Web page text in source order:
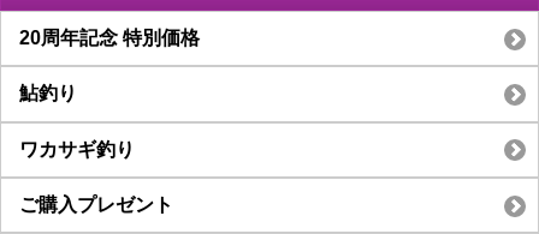
20周年記念 特別価格
鮎釣り
ワカサギ釣り
ご購入プレゼント